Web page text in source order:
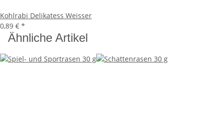
Kohlrabi Delikatess Weisser
0,89 € *
Ähnliche Artikel